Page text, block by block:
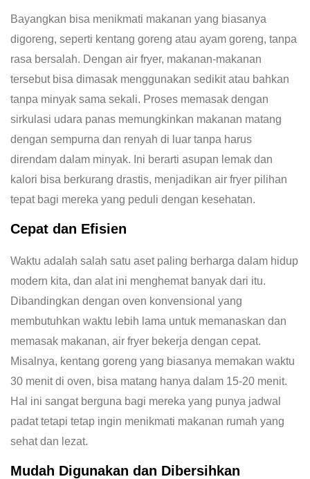
Bayangkan bisa menikmati makanan yang biasanya
digoreng, seperti kentang goreng atau ayam goreng, tanpa
rasa bersalah. Dengan air fryer, makanan-makanan
tersebut bisa dimasak menggunakan sedikit atau bahkan
tanpa minyak sama sekali. Proses memasak dengan
sirkulasi udara panas memungkinkan makanan matang
dengan sempurna dan renyah di luar tanpa harus
direndam dalam minyak. Ini berarti asupan lemak dan
kalori bisa berkurang drastis, menjadikan air fryer pilihan
tepat bagi mereka yang peduli dengan kesehatan.
Cepat dan Efisien
Waktu adalah salah satu aset paling berharga dalam hidup
modern kita, dan alat ini menghemat banyak dari itu.
Dibandingkan dengan oven konvensional yang
membutuhkan waktu lebih lama untuk memanaskan dan
memasak makanan, air fryer bekerja dengan cepat.
Misalnya, kentang goreng yang biasanya memakan waktu
30 menit di oven, bisa matang hanya dalam 15-20 menit.
Hal ini sangat berguna bagi mereka yang punya jadwal
padat tetapi tetap ingin menikmati makanan rumah yang
sehat dan lezat.
Mudah Digunakan dan Dibersihkan